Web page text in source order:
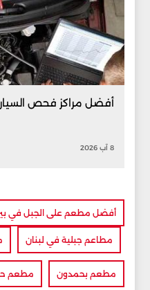
أفضل مراكز فحص
8 آب 2026
أفضل مطعم على الجبل في
مطاعم جبلية في لبنان
مطعم بحمدون مطعم